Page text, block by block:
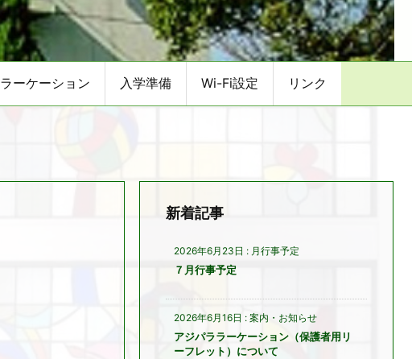
ラーケーション 入学準備 Wi-Fi設定 リンク
新着記事
2026年6月23日 : 月行事予定
７月行事予定
2026年6月16日 : 案内・お知らせ
アジパララーケーション（保護者用リ
ーフレット）について